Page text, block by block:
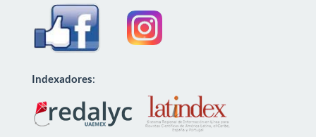
Indexadores: